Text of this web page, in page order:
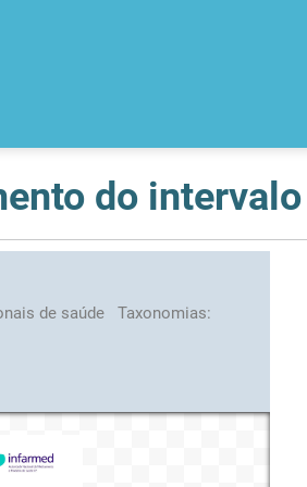
do intervalo
de saúde Taxonomias: